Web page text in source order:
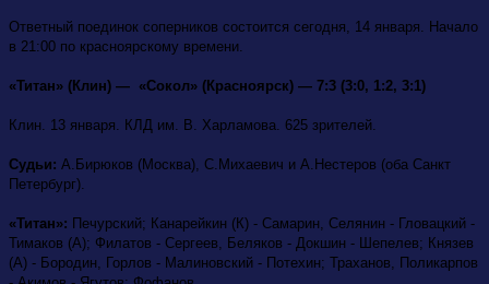
Ответный поединок соперников состоится сегодня, 14 января. Начало
в 21:00 по красноярскому времени.
«Титан» (Клин) — «Сокол» (Красноярск) — 7:3 (3:0, 1:2, 3:1)
Клин. 13 января. КЛД им. В. Харламова. 625 зрителей.
Судьи: А.Бирюков (Москва), С.Михаевич и А.Нестеров (оба Санкт
Петербург).
«Титан»: Печурский; Канарейкин (К) - Самарин, Селянин - Гловацкий -
Тимаков (А); Филатов - Сергеев, Беляков - Докшин - Шепелев; Князев
(А) - Бородин, Горлов - Малиновский - Потехин; Траханов, Поликарпов